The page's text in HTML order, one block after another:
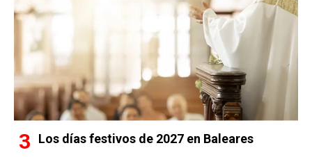
Los días festivos de 2027 en Baleares